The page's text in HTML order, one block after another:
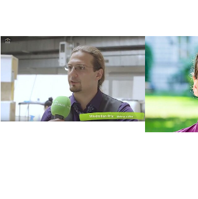
Show larger version Show